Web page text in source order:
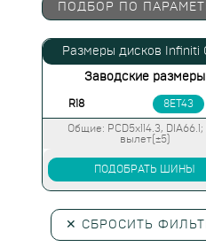
ПОДБОР ПО
Размеры дисков Infiniti
Заводские размеры
R18 8ET43
Общие: PCD5x114.3, DIA66.1;
вылет(±5)
ПОДОБРАТЬ ШИНЫ
✕ СБРОСИТЬ